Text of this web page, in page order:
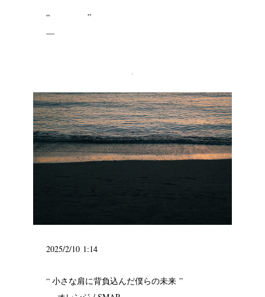
“ ”
—
.
2025/2/10 1:14
“ 小さな肩に背負込んだ僕らの未来 ”